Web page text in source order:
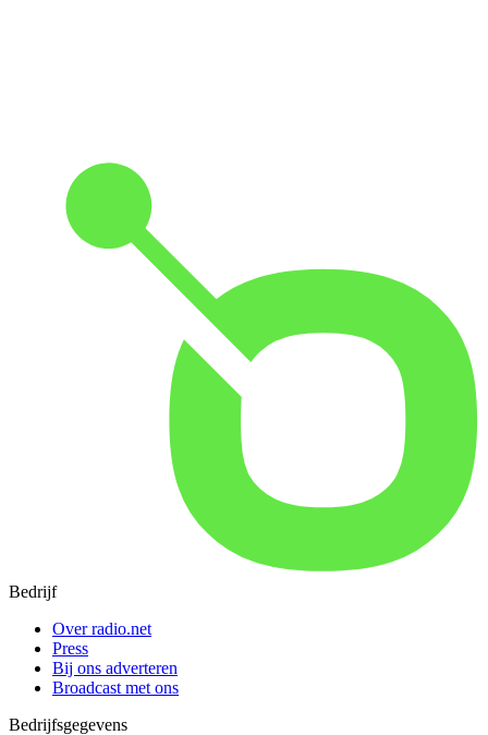
Bedrijf
Over radio.net
Press
Bij ons adverteren
Broadcast met ons
Bedrijfsgegevens